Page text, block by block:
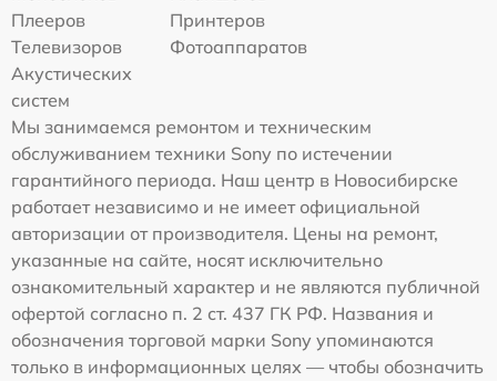
Плееров
Принтеров
Телевизоров
Фотоаппаратов
Акустических
систем
Мы занимаемся ремонтом и техническим
обслуживанием техники Sony по истечении
гарантийного периода. Наш центр в Новосибирске
работает независимо и не имеет официальной
авторизации от производителя. Цены на ремонт,
указанные на сайте, носят исключительно
ознакомительный характер и не являются публичной
офертой согласно п. 2 ст. 437 ГК РФ. Названия и
обозначения торговой марки Sony упоминаются
только в информационных целях — чтобы обозначить